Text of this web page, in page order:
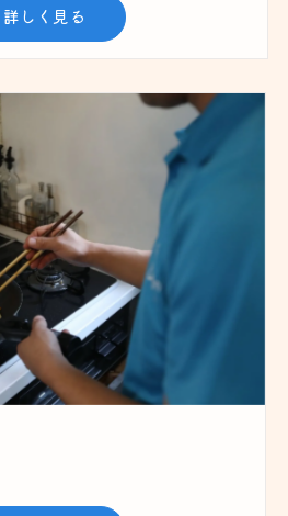
詳しく見る